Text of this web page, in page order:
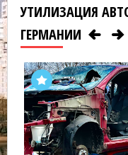
УТИЛИЗАЦИЯ
ГЕРМАНИИ